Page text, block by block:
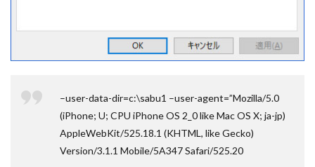
–user-data-dir=c:\sabu1 –user-agent=”Mozilla/5.0
(iPhone; U; CPU iPhone OS 2_0 like Mac OS X; ja-jp)
AppleWebKit/525.18.1 (KHTML, like Gecko)
Version/3.1.1 Mobile/5A347 Safari/525.20